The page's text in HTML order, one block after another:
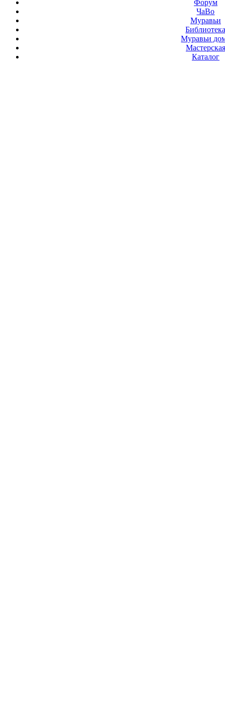
Форум
ЧаВо
Муравьи
Муравьи
Мастерская
Каталог